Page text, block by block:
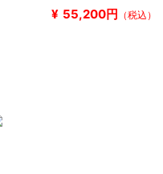
¥ 55,200円 （税込）